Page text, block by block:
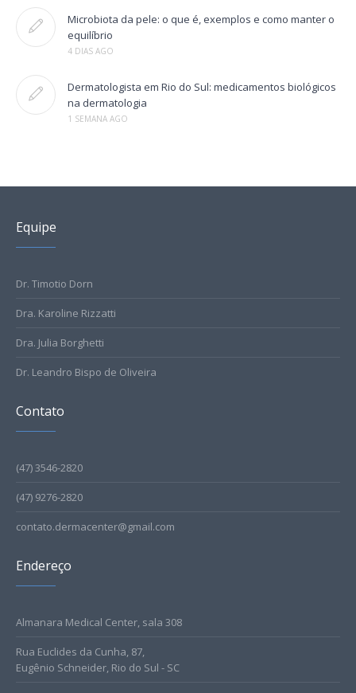
Microbiota da pele: o que é, exemplos e como manter o
equilíbrio
4 DIAS AGO
Dermatologista em Rio do Sul: medicamentos biológicos
na dermatologia
1 SEMANA AGO
Equipe
Dr. Timotio Dorn
Dra. Karoline Rizzatti
Dra. Julia Borghetti
Dr. Leandro Bispo de Oliveira
Contato
(47) 3546-2820
(47) 9276-2820
contato.dermacenter@gmail.com
Endereço
Almanara Medical Center, sala 308
Rua Euclides da Cunha, 87,
Eugênio Schneider, Rio do Sul - SC